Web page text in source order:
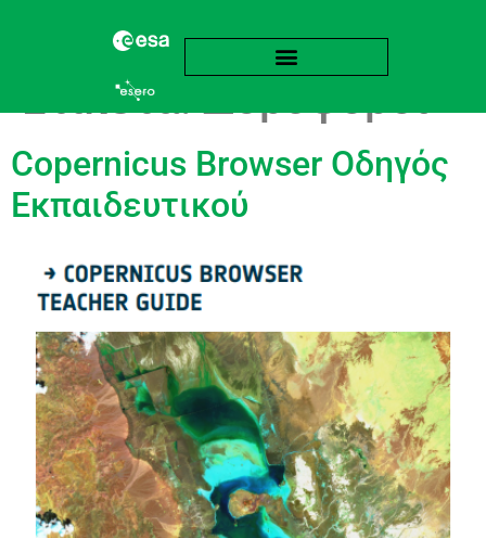
Ετικέτα:Δορυφόροι
Copernicus Browser Οδηγός
Εκπαιδευτικού